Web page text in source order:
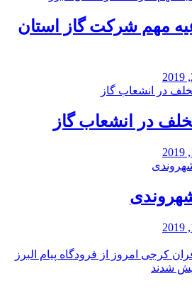
مهم شرکت گاز استان
در انشعاب گاز